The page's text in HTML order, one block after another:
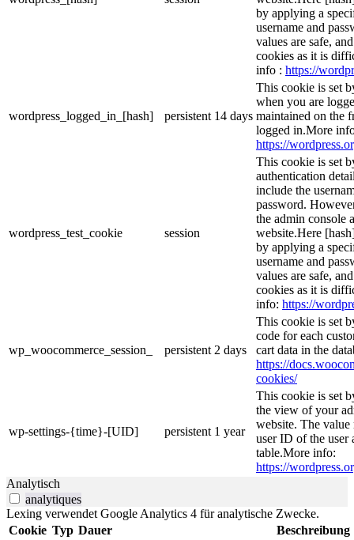
by applying a
username and
values are safe,
cookies as it is
info : https://
wordpress_logged_in_[hash] persistent 14 days
This cookie is set
when you are
maintained on the
logged in.More
https://
wordpress_test_cookie session
This cookie is set
authentication
include the
password.
the admin console
website.Here
by applying a
username and
values are safe,
cookies as it is
info: https://
wp_woocommerce_session_ persistent 2 days
This cookie is set
code for each
cart data in the
https://
cookies/
wp-settings-{time}-[UID] persistent 1 year
This cookie is set
the view of your
website. The
user ID of the user
table.More info:
https://
Analytisch
analytiques
Lexing verwendet Google Analytics 4 für analytische Zwecke.
Cookie Typ Dauer Beschreibung